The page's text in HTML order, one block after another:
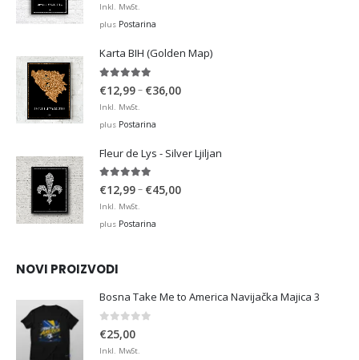
€36,00
Inkl. MwSt.
plus Postarina
Karta BIH (Golden Map)
4.93out of 5
€12,99– €36,00Price
€36,00
Inkl. MwSt.
plus Postarina
Fleur de Lys - Silver Ljiljan
4.88out of 5
€12,99– €45,00Price
Inkl. MwSt.
plus Postarina
NOVI PROIZVODI
Bosna Take Me to America Navijačka Majica 3
0 out of 5
€25,00
Inkl. MwSt.